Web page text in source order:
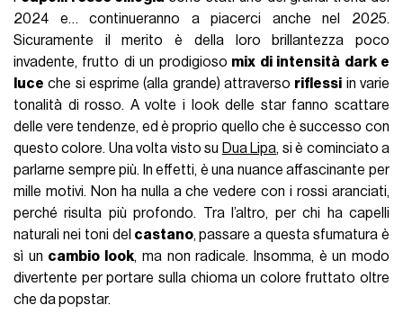
2024 e… continueranno a piacerci anche nel 2025.
Sicuramente il merito è della loro brillantezza poco
invadente, frutto di un prodigioso mix di intensità dark e
luce che si esprime (alla grande) attraverso riflessi in varie
tonalità di rosso. A volte i look delle star fanno scattare
delle vere tendenze, ed è proprio quello che è successo con
questo colore. Una volta visto su Dua Lipa, si è cominciato a
parlarne sempre più. In effetti, è una nuance affascinante per
mille motivi. Non ha nulla a che vedere con i rossi aranciati,
perché risulta più profondo. Tra l’altro, per chi ha capelli
naturali nei toni del castano, passare a questa sfumatura è
sì un cambio look, ma non radicale. Insomma, è un modo
divertente per portare sulla chioma un colore fruttato oltre
che da popstar.